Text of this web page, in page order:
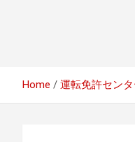
Home 運転免許セン